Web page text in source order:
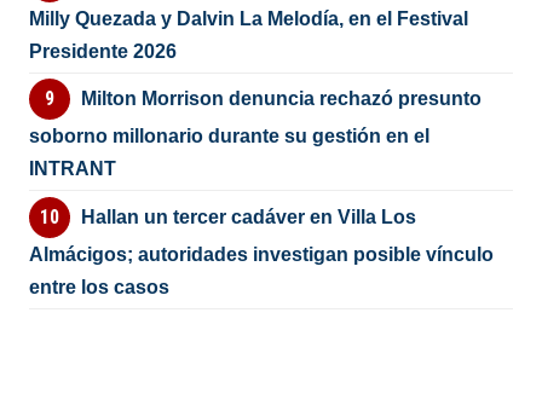
Milly Quezada y Dalvin La Melodía, en el Festival
Presidente 2026
Milton Morrison denuncia rechazó presunto
soborno millonario durante su gestión en el
INTRANT
Hallan un tercer cadáver en Villa Los
Almácigos; autoridades investigan posible vínculo
entre los casos